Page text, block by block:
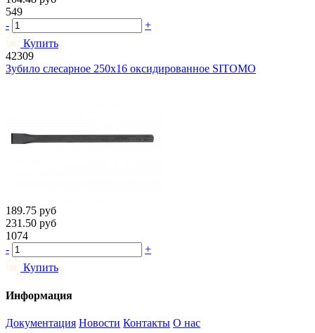
549
-
+
Купить
42309
Зубило слесарное 250х16 оксидированное SITOMO
189.75 руб
231.50 руб
1074
-
+
Купить
Информация
Документация Новости Контакты О нас